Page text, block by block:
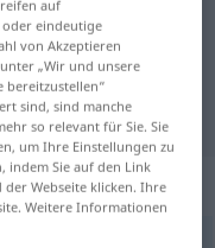
für
Verb
auf
oder eindeutige
von Akzeptieren
„Wir und unsere
bereitzustellen“
sind, sind manche
so relevant für Sie. Sie
um Ihre Einstellungen zu
Sie auf den Link
Webseite klicken. Ihre
Weitere Informationen